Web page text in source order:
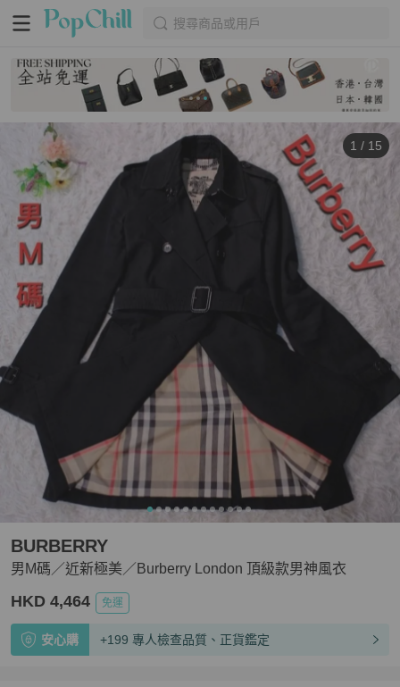
搜尋商品或用戶
1 / 15
男M碼／近新極美／Burberry London 頂級款男神風衣
BURBERRY
HKD 4,464 免運
安心購 +199 專人檢查品質、正貨鑑定